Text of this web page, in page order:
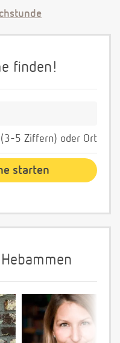
finden!
(3-5 Ziffern) oder Ort